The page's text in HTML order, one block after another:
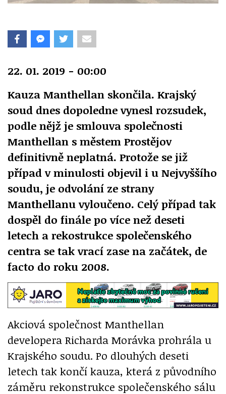
22. 01. 2019 - 00:00
Kauza Manthellan skončila. Krajský
soud dnes dopoledne vynesl rozsudek,
podle nějž je smlouva společnosti
Manthellan s městem Prostějov
definitivně neplatná. Protože se již
případ v minulosti objevil i u Nejvyššího
soudu, je odvolání ze strany
Manthellanu vyloučeno. Celý případ tak
dospěl do finále po více než deseti
letech a rekostrukce společenského
centra se tak vrací zase na začátek, de
facto do roku 2008.
Akciová společnost Manthellan
developera Richarda Morávka prohrála u
Krajského soudu. Po dlouhých deseti
letech tak končí kauza, která z původního
záměru rekonstrukce společenského sálu